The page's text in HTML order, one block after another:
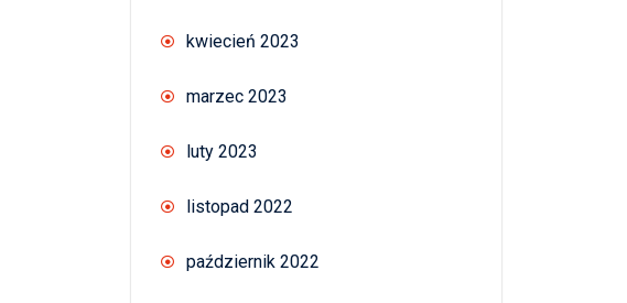
kwiecień 2023
marzec 2023
luty 2023
listopad 2022
październik 2022